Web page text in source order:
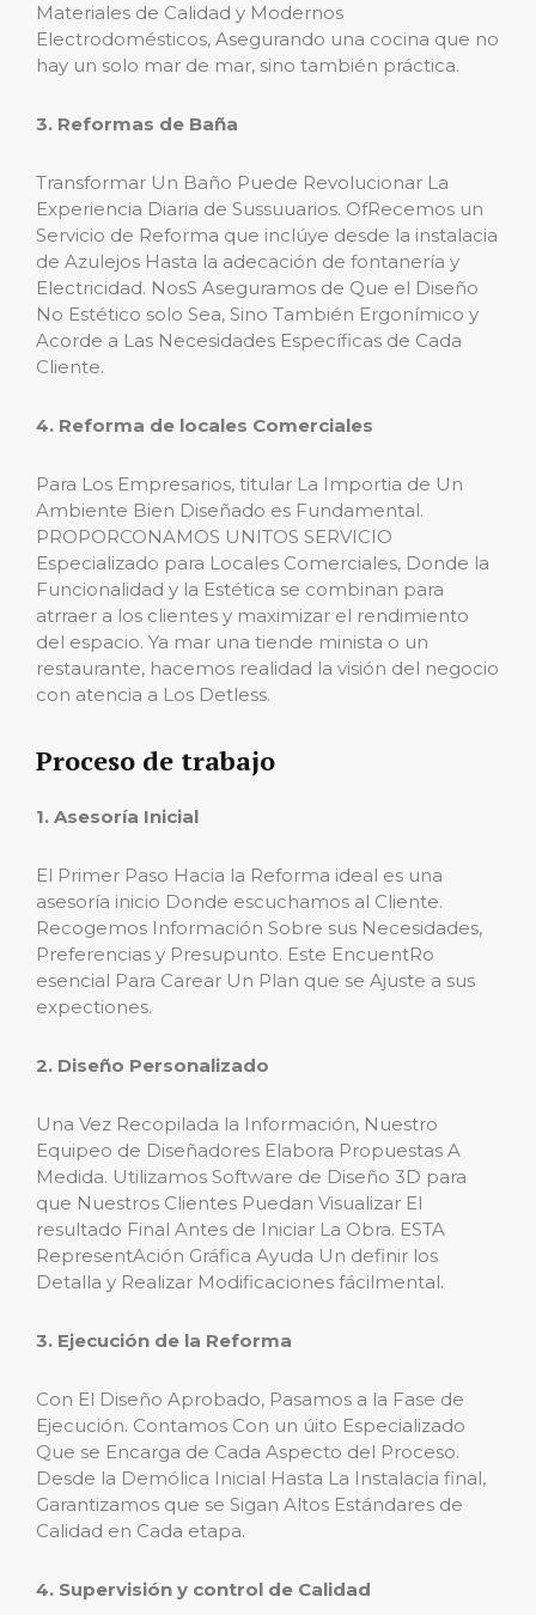
Materiales de Calidad y Modernos
Electrodomésticos, Asegurando una cocina que no
hay un solo mar de mar, sino también práctica.
3. Reformas de Baña
Transformar Un Baño Puede Revolucionar La
Experiencia Diaria de Sussuuarios. OfRecemos un
Servicio de Reforma que inclúye desde la instalacia
de Azulejos Hasta la adecación de fontanería y
Electricidad. NosS Aseguramos de Que el Diseño
No Estético solo Sea, Sino También Ergonímico y
Acorde a Las Necesidades Específicas de Cada
Cliente.
4. Reforma de locales Comerciales
Para Los Empresarios, titular La Importia de Un
Ambiente Bien Diseñado es Fundamental.
PROPORCONAMOS UNITOS SERVICIO
Especializado para Locales Comerciales, Donde la
Funcionalidad y la Estética se combinan para
atrraer a los clientes y maximizar el rendimiento
del espacio. Ya mar una tiende minista o un
restaurante, hacemos realidad la visión del negocio
con atencia a Los Detless.
Proceso de trabajo
1. Asesoría Inicial
El Primer Paso Hacia la Reforma ideal es una
asesoría inicio Donde escuchamos al Cliente.
Recogemos Información Sobre sus Necesidades,
Preferencias y Presupunto. Este EncuentRo
esencial Para Carear Un Plan que se Ajuste a sus
expectiones.
2. Diseño Personalizado
Una Vez Recopilada la Información, Nuestro
Equipeo de Diseñadores Elabora Propuestas A
Medida. Utilizamos Software de Diseño 3D para
que Nuestros Clientes Puedan Visualizar El
resultado Final Antes de Iniciar La Obra. ESTA
RepresentAción Gráfica Ayuda Un definir los
Detalla y Realizar Modificaciones fácilmental.
3. Ejecución de la Reforma
Con El Diseño Aprobado, Pasamos a la Fase de
Ejecución. Contamos Con un úito Especializado
Que se Encarga de Cada Aspecto del Proceso.
Desde la Demólica Inicial Hasta La Instalacia final,
Garantizamos que se Sigan Altos Estándares de
Calidad en Cada etapa.
4. Supervisión y control de Calidad